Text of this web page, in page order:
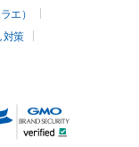
エ）
対策